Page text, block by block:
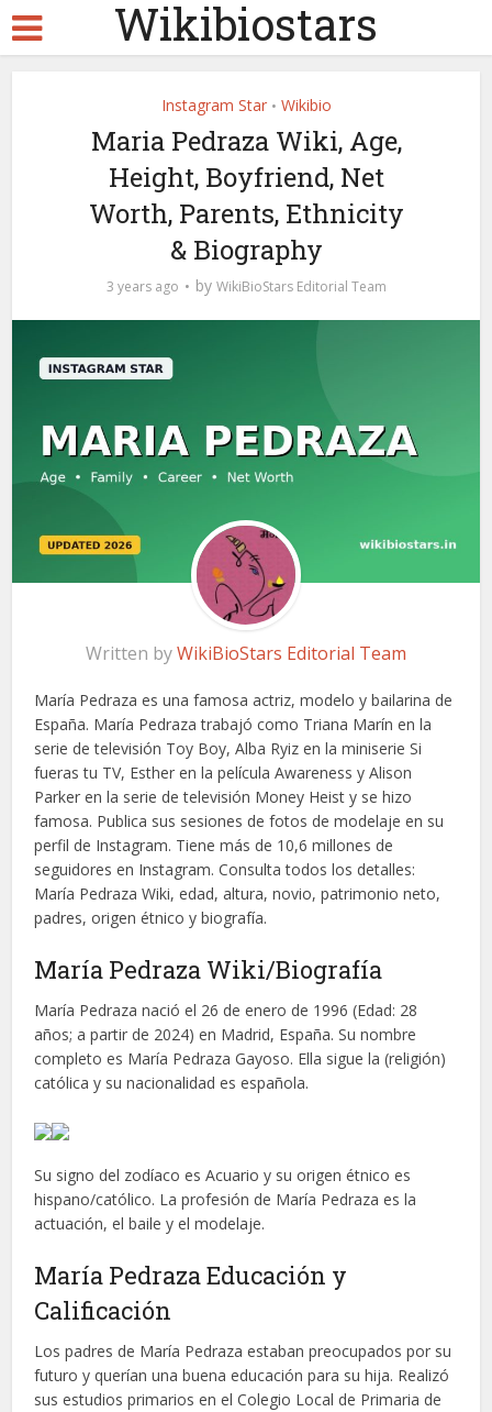
Wikibiostars
Instagram Star • Wikibio
Maria Pedraza Wiki, Age,
Height, Boyfriend, Net
Worth, Parents, Ethnicity
& Biography
3 years ago by WikiBioStars Editorial Team
Written byWikiBioStars Editorial Team
María Pedraza es una famosa actriz, modelo y bailarina de
España. María Pedraza trabajó como Triana Marín en la
serie de televisión Toy Boy, Alba Ryiz en la miniserie Si
fueras tu TV, Esther en la película Awareness y Alison
Parker en la serie de televisión Money Heist y se hizo
famosa. Publica sus sesiones de fotos de modelaje en su
perfil de Instagram. Tiene más de 10,6 millones de
seguidores en Instagram. Consulta todos los detalles:
María Pedraza Wiki, edad, altura, novio, patrimonio neto,
padres, origen étnico y biografía.
María Pedraza Wiki/Biografía
María Pedraza nació el 26 de enero de 1996 (Edad: 28
años; a partir de 2024) en Madrid, España. Su nombre
completo es María Pedraza Gayoso. Ella sigue la (religión)
católica y su nacionalidad es española.
Su signo del zodíaco es Acuario y su origen étnico es
hispano/católico. La profesión de María Pedraza es la
actuación, el baile y el modelaje.
María Pedraza Educación y
Calificación
Los padres de María Pedraza estaban preocupados por su
futuro y querían una buena educación para su hija. Realizó
sus estudios primarios en el Colegio Local de Primaria de